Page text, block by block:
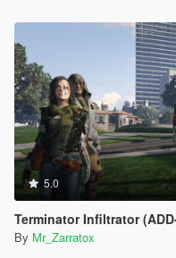
5.0
Terminator Infiltrator
By Mr_Zarratox